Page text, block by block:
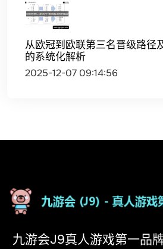
从欧冠到欧联第三名晋级路径
的系统化解析
2025-12-07 09:14:56
九游会J9真人游戏第一品